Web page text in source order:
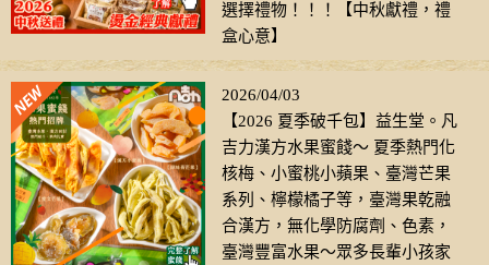
選擇禮物！！！【中秋獻禮，禮
盒心意】
2026/04/03
【2026 夏季破千包】益生堂。凡
吉力漢方水果蜜餞～ 夏季熱門化
核梅、小蜜桃小蘋果、臺灣芒果
系列、檸檬橘子等，臺灣果乾融
合漢方，無化學防腐劑、色素，
臺灣豐富水果～眾多長輩小孩家